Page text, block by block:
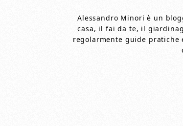
Alessandro Minori è un
casa, il fai da te, il
regolarmente guide